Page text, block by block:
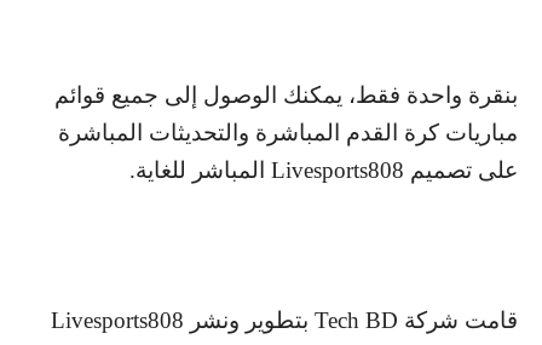
بنقرة واحدة فقط، يمكنك الوصول إلى جميع قوائم
مباريات كرة القدم المباشرة والتحديثات المباشرة
على تصميم Livesports808 المباشر للغاية.
قامت شركة Tech BD بتطوير ونشر Livesports808